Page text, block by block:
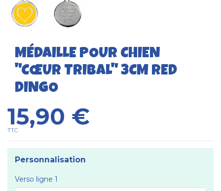
MÉDAILLE POUR CHIEN
"CŒUR TRIBAL" 3CM RED
DINGO
15,90 €
TTC
Personnalisation
Verso ligne 1